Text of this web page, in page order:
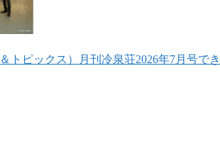
＆トピックス）月刊冷泉荘2026年7月号でき